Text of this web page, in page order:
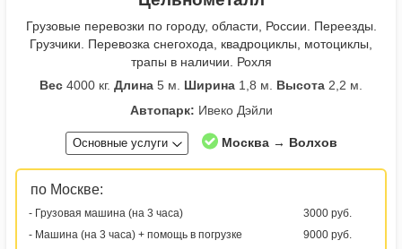
Грузовые перевозки по городу, области, России. Переезды.
Грузчики. Перевозка снегохода, квадроциклы, мотоциклы,
трапы в наличии. Рохля
Вес 4000 кг. Длина 5 м. Ширина 1,8 м. Высота 2,2 м.
Автопарк: Ивеко Дэйли
Основные услуги Москва → Волхов
по Москве:
- Грузовая машина (на 3 часа)
3000 руб.
- Машина (на 3 часа) + помощь в погрузке
9000 руб.